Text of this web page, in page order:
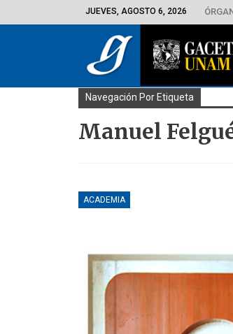
JUEVES, AGOSTO 6, 2026
Navegación Por Etiqueta
Manuel
ACADEMIA